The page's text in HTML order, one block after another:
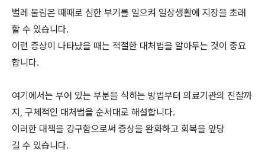
벌레 물림은 때때로 심한 부기를 일으켜 일상생활에 지장을 초래
할 수 있습니다.
이런 증상이 나타났을 때는 적절한 대처법을 알아두는 것이 중요
합니다.
여기에서는 부어 있는 부분을 식히는 방법부터 의료기관의 진찰까
지, 구체적인 대처법을 순서대로 해설합니다.
이러한 대책을 강구함으로써 증상을 완화하고 회복을 앞당
길 수 있습니다.